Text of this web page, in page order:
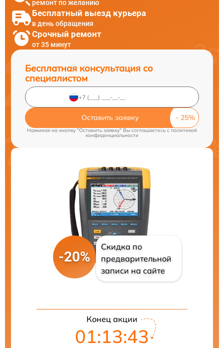
ремонт по желанию
Бесплатный выезд курьера
в день обращения
Срочный ремонт
от 35 минут
Бесплатная консультация со
специалистом
Оставить заявку
Нажимая на кнопку "Оставить заявку" Вы соглашаетесь cполитикой
конфиденциальности
-20%
Скидка по
предварительной
записи на сайте
Конец акции
01:13:42